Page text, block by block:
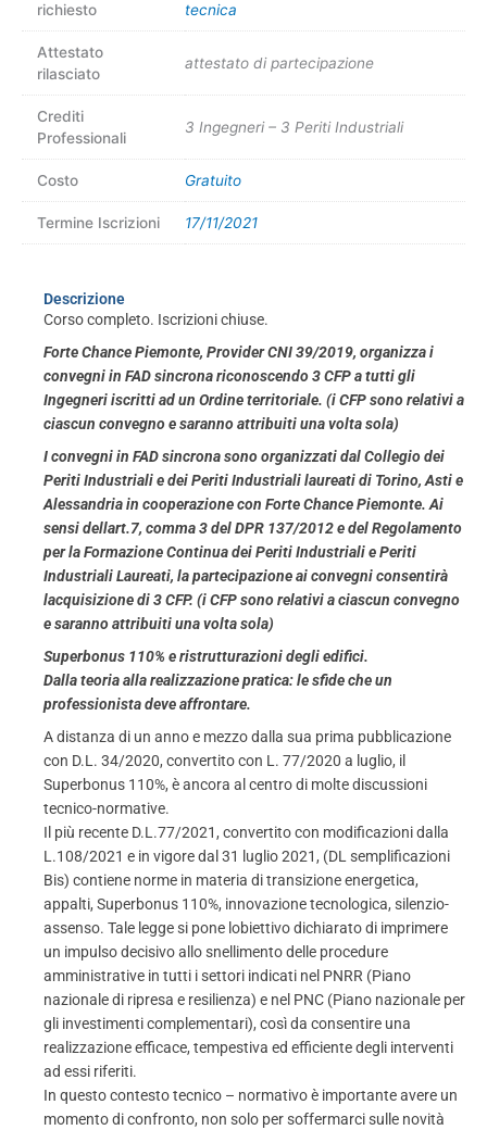
richiesto
tecnica
Attestato
rilasciato
attestato di partecipazione
Crediti
Professionali
3 Ingegneri – 3 Periti Industriali
Costo Gratuito
Termine Iscrizioni 17/11/2021
Descrizione
Corso completo. Iscrizioni chiuse.
Forte Chance Piemonte, Provider CNI 39/2019, organizza i
convegni in FAD sincrona riconoscendo 3 CFP a tutti gli
Ingegneri iscritti ad un Ordine territoriale. (i CFP sono relativi a
ciascun convegno e saranno attribuiti una volta sola)
I convegni in FAD sincrona sono organizzati dal Collegio dei
Periti Industriali e dei Periti Industriali laureati di Torino, Asti e
Alessandria in cooperazione con Forte Chance Piemonte. Ai
sensi dellart.7, comma 3 del DPR 137/2012 e del Regolamento
per la Formazione Continua dei Periti Industriali e Periti
Industriali Laureati, la partecipazione ai convegni consentirà
lacquisizione di 3 CFP. (i CFP sono relativi a ciascun convegno
e saranno attribuiti una volta sola)
Superbonus 110% e ristrutturazioni degli edifici.
Dalla teoria alla realizzazione pratica:le sfide che un
professionista deve affrontare.
A distanza di un anno e mezzo dalla sua prima pubblicazione
con D.L. 34/2020, convertito con L. 77/2020 a luglio, il
Superbonus 110%, è ancora al centro di molte discussioni
tecnico-normative.
Il più recente D.L.77/2021, convertito con modificazioni dalla
L.108/2021 e in vigore dal 31 luglio 2021, (DL semplificazioni
Bis) contiene norme in materia di transizione energetica,
appalti, Superbonus 110%, innovazione tecnologica, silenzio-
assenso. Tale legge si pone lobiettivo dichiarato di imprimere
un impulso decisivo allo snellimento delle procedure
amministrative in tutti i settori indicati nel PNRR (Piano
nazionale di ripresa e resilienza) e nel PNC (Piano nazionale per
gli investimenti complementari), così da consentire una
realizzazione efficace, tempestiva ed efficiente degli interventi
ad essi riferiti.
In questo contesto tecnico – normativo è importante avere un
momento di confronto, non solo per soffermarci sulle novità